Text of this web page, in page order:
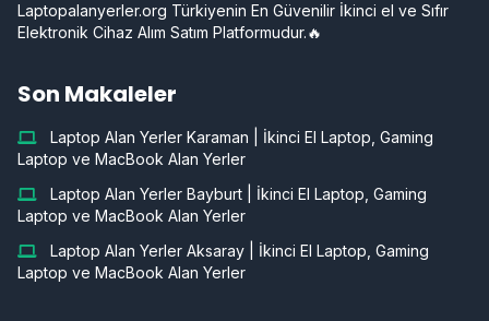
Laptopalanyerler.org Türkiyenin En Güvenilir İkinci el ve Sıfır
Elektronik Cihaz Alım Satım Platformudur.🔥
Son Makaleler
Laptop Alan Yerler Karaman | İkinci El Laptop, Gaming
Laptop ve MacBook Alan Yerler
Laptop Alan Yerler Bayburt | İkinci El Laptop, Gaming
Laptop ve MacBook Alan Yerler
Laptop Alan Yerler Aksaray | İkinci El Laptop, Gaming
Laptop ve MacBook Alan Yerler